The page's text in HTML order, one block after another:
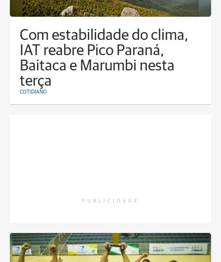
Com estabilidade do clima,
IAT reabre Pico Paraná,
Baitaca e Marumbi nesta
terça
COTIDIANO
PUBLICIDADE